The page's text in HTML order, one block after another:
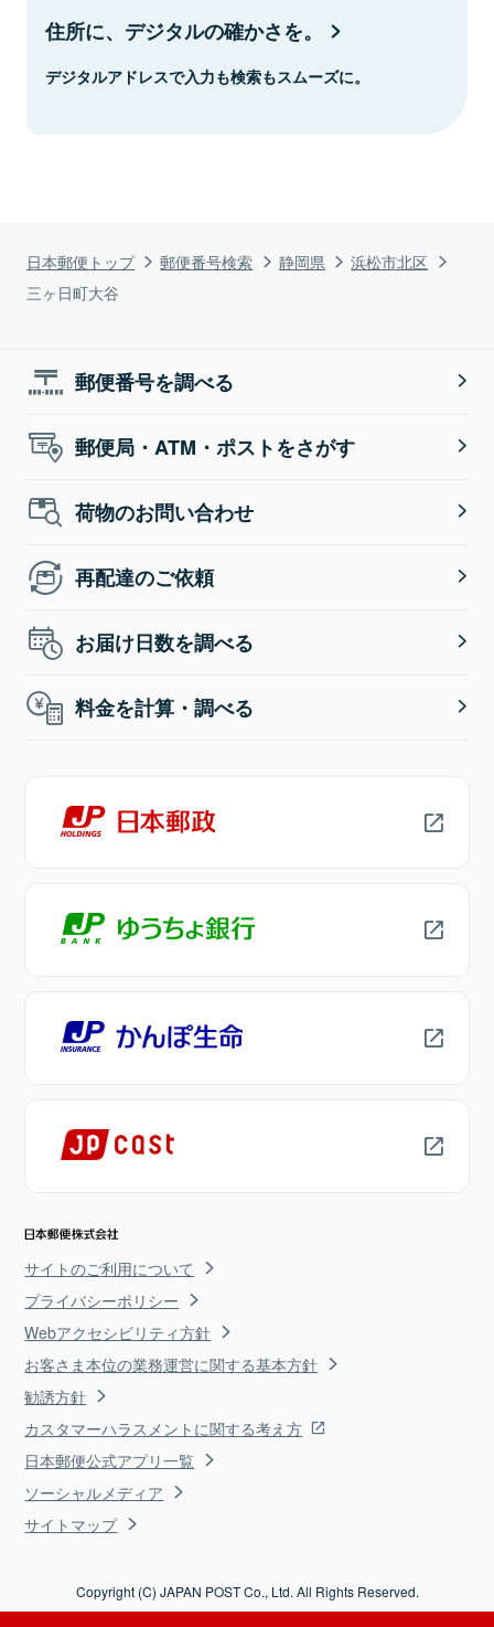
日本郵便トップ 郵便番号検索 静岡県
浜松市北区
三ヶ日町大谷
住所に、デジタルの確かさを。
デジタルアドレスで入力も検索もスムーズに。
郵便番号を調べる
郵便局・ATM・ポストをさがす
荷物のお問い合わせ
再配達のご依頼
お届け日数を調べる
料金を計算・調べる
サイトのご利用について
プライバシーポリシー
Webアクセシビリティ方針
お客さま本位の業務運営に関する基本方針
勧誘方針
カスタマーハラスメントに関する考え方
日本郵便公式アプリ一覧
ソーシャルメディア
サイトマップ
Copyright (C) JAPAN POST Co., Ltd. All Rights Reserved.